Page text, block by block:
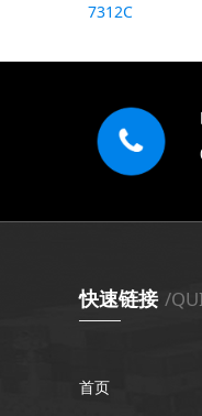
( 68 )
7312C
快速链接 /
首页